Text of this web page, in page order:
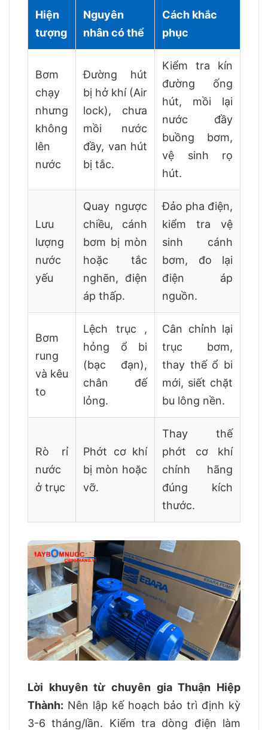
Hiện
tượng
Nguyên
nhân có thể
Cách khắc
phục
Bơm
chạy
nhưng
không
lên
nước
Đường hút
bị hở khí (Air
lock), chưa
mồi nước
đầy, van hút
bị tắc.
Kiểm tra kín
đường ống
hút, mồi lại
nước đầy
buồng bơm,
vệ sinh rọ
hút.
Lưu
lượng
nước
yếu
Quay ngược
chiều, cánh
bơm bị mòn
hoặc tắc
nghẽn, điện
áp thấp.
Đảo pha điện,
kiểm tra vệ
sinh cánh
bơm, đo lại
điện áp
nguồn.
Bơm
rung
và kêu
to
Lệch trục ,
hỏng ổ bi
(bạc đạn),
chân đế
lỏng.
Cân chỉnh lại
trục bơm,
thay thế ổ bi
mới, siết chặt
bu lông nền.
Rò rỉ
nước
ở trục
Phớt cơ khí
bị mòn hoặc
vỡ.
Thay thế
phớt cơ khí
chính hãng
đúng kích
thước.
Lời khuyên từ chuyên gia Thuận Hiệp
Thành: Nên lập kế hoạch bảo trì định kỳ
3-6 tháng/lần. Kiểm tra dòng điện làm